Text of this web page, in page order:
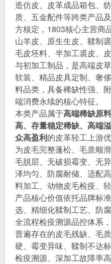
造仿皮、皮革成品箱包、
质、五金配件等跨类产品
方核定，1803核心主营商
山羊皮、原生生皮、鞣制
毛皮坯料、半加工裘皮、
与初加工制品，是高端皮
软装、精品皮具定制、奢
料品类，具备稀缺性强、
端消费永续的核心特征。
本类产品属于高端稀缺原
高、存量稳定稀缺、高端
众高盈利的皮革轻工上游
为皮毛完整蓬松、毛质顺
毛脱层、无破损霉变、无
泽均匀、防腐耐储、适配
料加工、动物皮毛检疫、
产品核心价值依托品牌标
选、精细化鞣制工艺、防
全流程检疫溯源品控体系
普遍存在的皮毛残缺、毛
硬、霉变异味、鞣制不达
检疫溯源、深加工故障率